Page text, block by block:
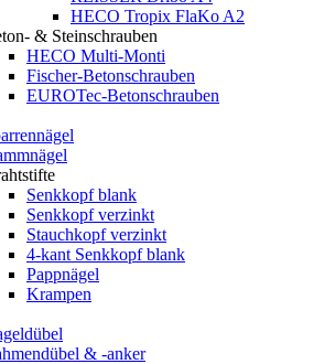
HECO Tropix FlaKo A2
& Steinschrauben
HECO Multi-Monti
Fischer-Betonschrauben
EUROTec-Betonschrauben
Senkkopf blank
Senkkopf verzinkt
Stauchkopf verzinkt
4-kant Senkkopf blank
Pappnägel
Krampen
& -anker